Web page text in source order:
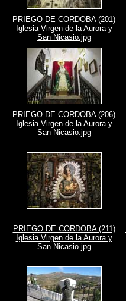
PRIEGO DE CORDOBA (201)
Iglesia Virgen de la Aurora y
San Nicasio.jpg
PRIEGO DE CORDOBA (206)
Iglesia Virgen de la Aurora y
San Nicasio.jpg
PRIEGO DE CORDOBA (211)
Iglesia Virgen de la Aurora y
San Nicasio.jpg